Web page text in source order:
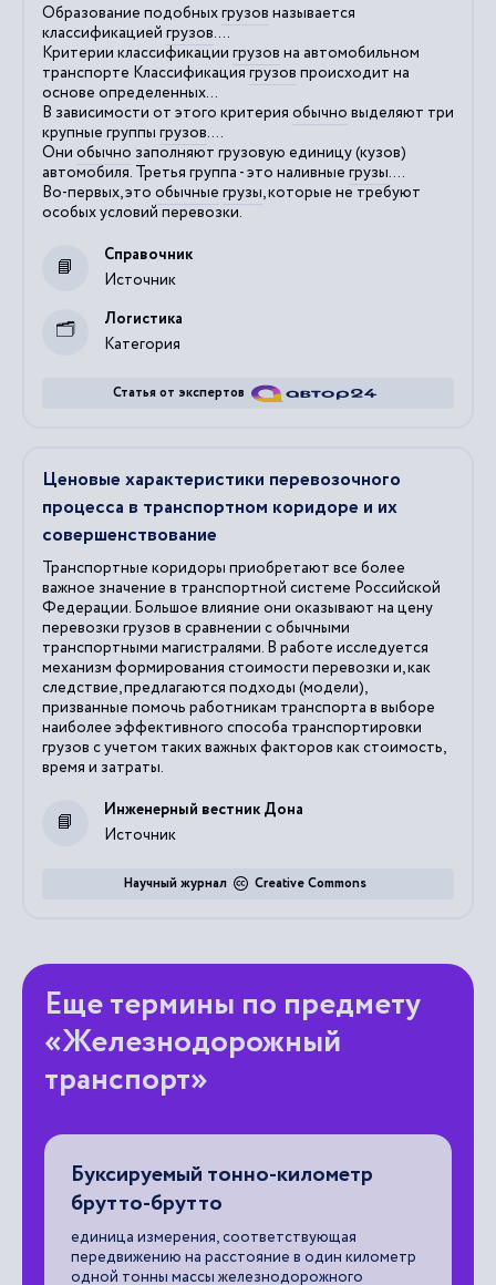
Образование подобныхгрузов называется
классификацией грузов....
Критерии классификации грузов на автомобильном
транспорте Классификациягрузов происходит на
основе определенных...
В зависимости от этого критерия обычно выделяют три
крупные группы грузов....
Они обычно заполняют грузовую единицу (кузов)
автомобиля. Третья группа - это наливные грузы....
Во-первых, это обычные грузы, которые не требуют
особых условий перевозки.
Источник
Справочник
Категория
Логистика
Статья от экспертов
Ценовые характеристики перевозочного
процесса в транспортном коридоре и их
совершенствование
Транспортные коридоры приобретают все более
важное значение в транспортной системе Российской
Федерации. Большое влияние они оказывают на цену
перевозки грузов в сравнении с обычными
транспортными магистралями. В работе исследуется
механизм формирования стоимости перевозки и, как
следствие, предлагаются подходы (модели),
призванные помочь работникам транспорта в выборе
наиболее эффективного способа транспортировки
грузов с учетом таких важных факторов как стоимость,
время и затраты.
Источник
Инженерный вестник Дона
Creative Commons
Научный журнал
Еще термины по предмету
«Железнодорожный
транспорт»
Буксируемый тонно-километр
брутто-брутто
единица измерения, соответствующая
передвижению на расстояние в один километр
одной тонны массы железнодорожного